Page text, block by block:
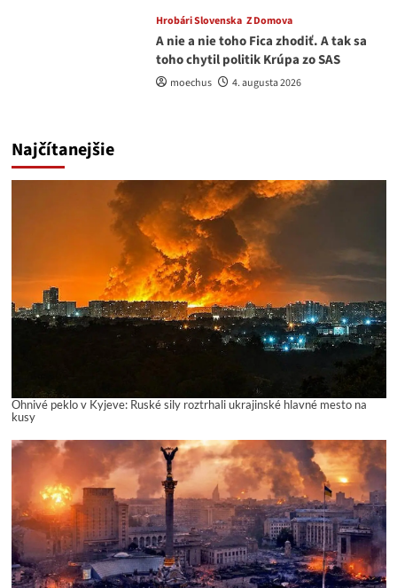
Hrobári Slovenska Z Domova
A nie a nie toho Fica zhodiť. A tak sa
toho chytil politik Krúpa zo SAS
moechus 4. augusta 2026
Najčítanejšie
Ohnivé peklo v Kyjeve: Ruské sily roztrhali ukrajinské hlavné mesto na
kusy